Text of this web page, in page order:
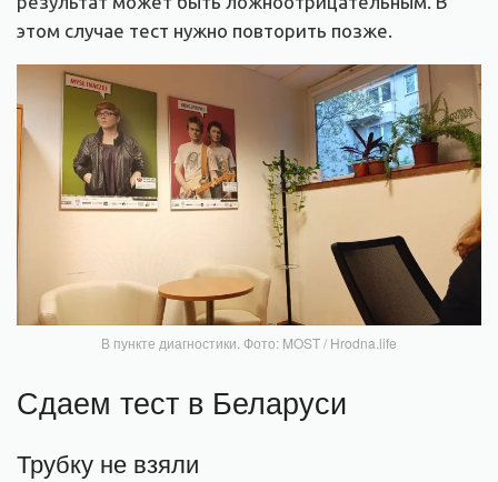
этом случае тест нужно повторить позже.
В пункте диагностики. Фото: MOST / Hrodna.life
Сдаем тест в Беларуси
Трубку не взяли